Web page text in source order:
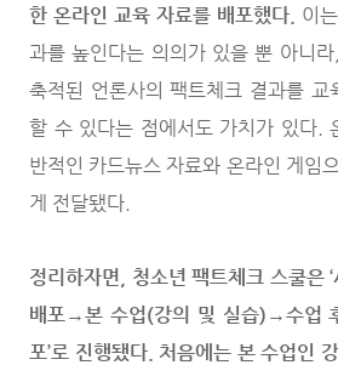
한 온라인 교육 자료를 배포했다. 이
과를 높인다는 의의가 있을 뿐 아니라
축적된 언론사의 팩트체크 결과를 교
할 수 있다는 점에서도 가치가 있다.
반적인 카드뉴스 자료와 온라인 게임
게 전달됐다.
정리하자면, 청소년 팩트체크 스쿨은
배포→본 수업(강의 및 실습)→수업
포’로 진행됐다. 처음에는 본 수업인